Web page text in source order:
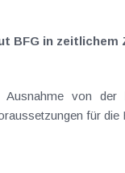
BFG in
von
für